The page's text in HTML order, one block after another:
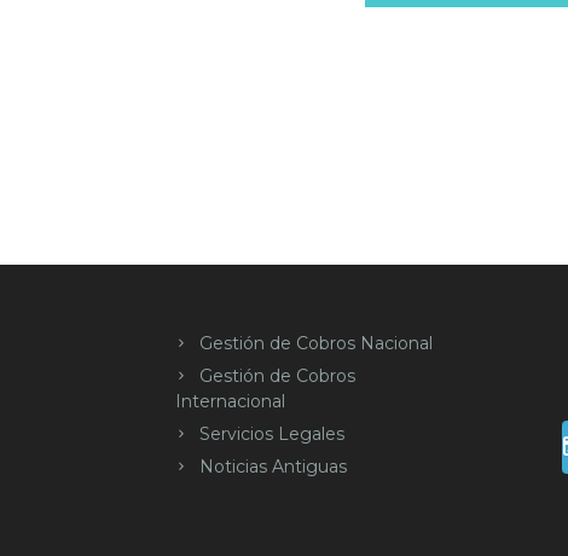
Gestión de Cobros Nacional
Gestión de Cobros
Internacional
Servicios Legales
Noticias Antiguas